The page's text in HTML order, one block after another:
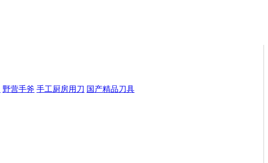
野营手斧 手工厨房用刀 国产精品刀具